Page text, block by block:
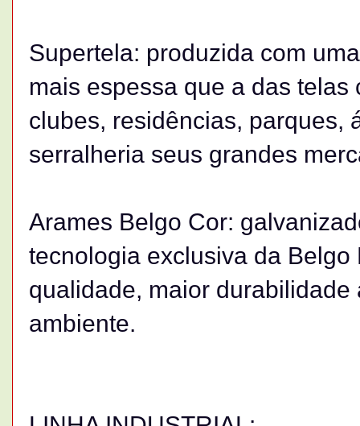
Supertela: produzida com
mais espessa que a das
clubes, residências, parques,
serralheria seus grandes
Arames Belgo Cor:
tecnologia exclusiva da
qualidade, maior
ambiente.